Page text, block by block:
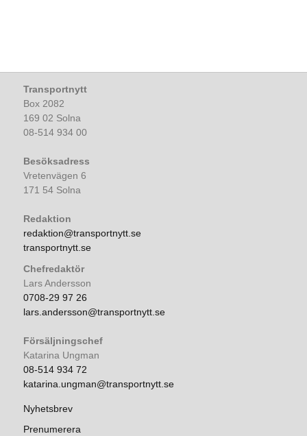
Transportnytt
Box 2082
169 02 Solna
08-514 934 00
Besöksadress
Vretenvägen 6
171 54 Solna
Redaktion
redaktion@transportnytt.se
transportnytt.se
Chefredaktör
Lars Andersson
0708-29 97 26
lars.andersson@transportnytt.se
Försäljningschef
Katarina Ungman
08-514 934 72
katarina.ungman@transportnytt.se
Nyhetsbrev
Prenumerera